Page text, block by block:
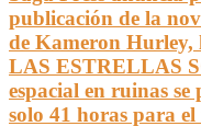
publicación de la
de Kameron Hurley,
LAS ESTRELLAS
espacial en ruinas
solo 41 horas para